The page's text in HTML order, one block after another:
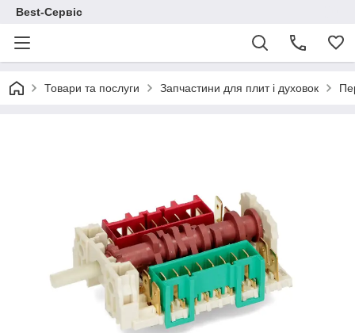
Best-Сервіс
Товари та послуги Запчастини для плит і духовок